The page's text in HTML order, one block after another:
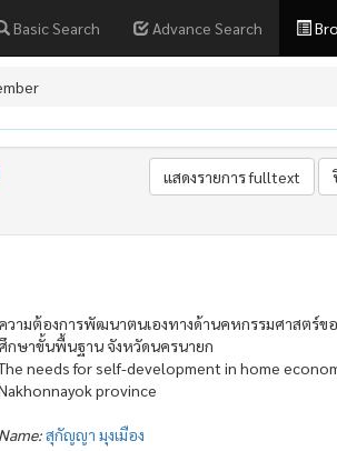
Basic Search Advance Search
ความต้องการพัฒนาตนเองทางด้านคหกรรมศาสตร์ข
ศึกษาขั้นพื้นฐาน จังหวัดนครนายก
needs for self-development in home
province
Name:สุกัญญา มุงเมือง